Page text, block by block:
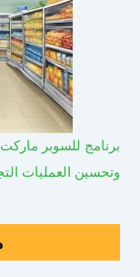
برنامج للسوبر
وتحسين العمليات